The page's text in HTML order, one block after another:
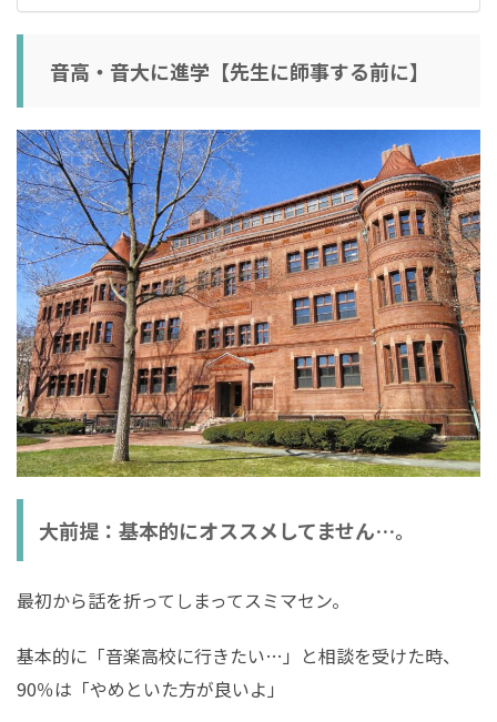
音高・音大に進学【先生に師事する前に】
大前提：基本的にオススメしてません…。
最初から話を折ってしまってスミマセン。
基本的に「音楽高校に行きたい…」と相談を受けた時、
90％は「やめといた方が良いよ」